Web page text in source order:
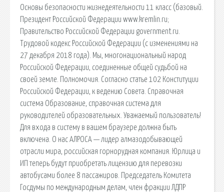
Основы безопасности жизнедеятельности 11 класс (базовый.
Президент Российской Федерации www.kremlin.ru;
Правительство Российской Федерации government.ru.
Трудовой кодекс Российской Федерации (с изменениями на
27 декабря 2018 года). Мы, многонациональный народ
Российской Федерации, соединенные общей судьбой на
своей земле. Полномочия. Согласно статье 102 Конституции
Российской Федерации, к ведению Совета. Справочная
система Образование, справочная система для
руководителей образовательных. Уважаемый пользователь!
Для входа в систему в вашем браузере должна быть
включена. О нас АЛРОСА — лидер алмазодобывающей
отрасли мира, российская горнорудная компания. Юрлица и
ИП теперь будут приобретать лицензию для перевозки
автобусами более 8 пассажиров. Председатель Комитета
Госдумы по международным делам, член фракции ЛДПР